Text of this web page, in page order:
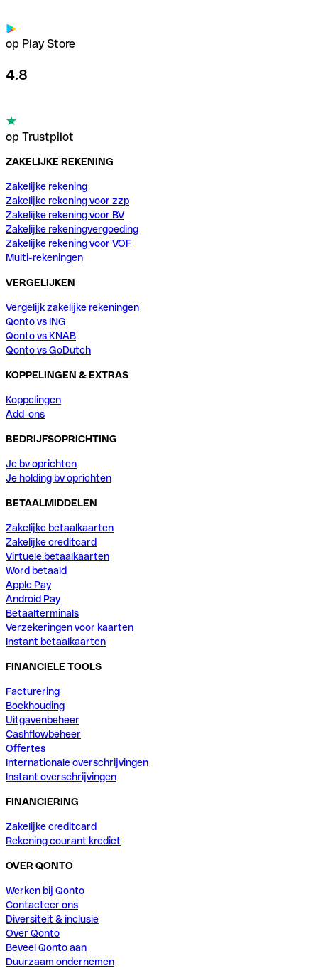
op Play Store
4.8
op Trustpilot
ZAKELIJKE REKENING
Zakelijke rekening
Zakelijke rekening voor zzp
Zakelijke rekening voor BV
Zakelijke rekeningvergoeding
Zakelijke rekening voor VOF
Multi-rekeningen
VERGELIJKEN
Vergelijk zakelijke rekeningen
Qonto vs ING
Qonto vs KNAB
Qonto vs GoDutch
KOPPELINGEN & EXTRAS
Koppelingen
Add-ons
BEDRIJFSOPRICHTING
Je bv oprichten
Je holding bv oprichten
BETAALMIDDELEN
Zakelijke betaalkaarten
Zakelijke creditcard
Virtuele betaalkaarten
Word betaald
Apple Pay
Android Pay
Betaalterminals
Verzekeringen voor kaarten
Instant betaalkaarten
FINANCIELE TOOLS
Facturering
Boekhouding
Uitgavenbeheer
Cashflowbeheer
Offertes
Internationale overschrijvingen
Instant overschrijvingen
FINANCIERING
Zakelijke creditcard
Rekening courant krediet
OVER QONTO
Werken bij Qonto
Contacteer ons
Diversiteit & inclusie
Over Qonto
Beveel Qonto aan
Duurzaam ondernemen